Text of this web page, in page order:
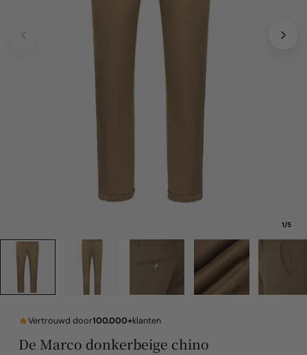
1/5
Vertrouwd door100.000+klanten
De Marco donkerbeige chino